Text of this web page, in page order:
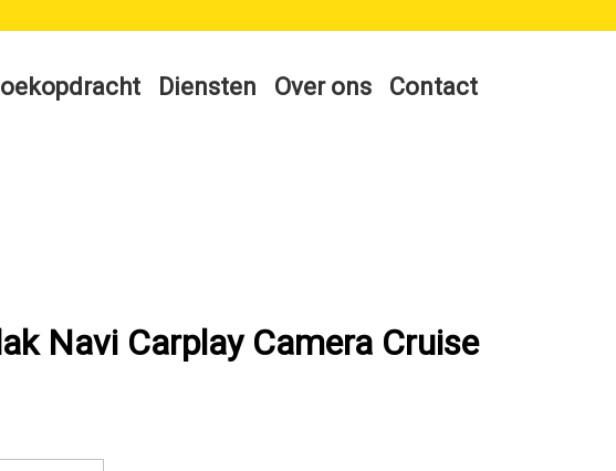
Diensten Over ons Contact
Navi Carplay Camera Cruise